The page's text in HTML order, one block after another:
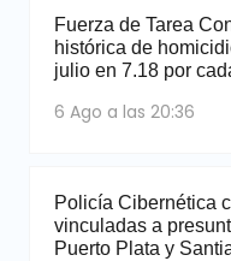
Fuerza de Tarea
histórica de
julio en 7.18 por
6 Ago a las 20:36
Policía Cibernética
vinculadas a
Puerto Plata y